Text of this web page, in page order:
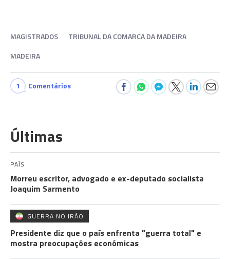
MAGISTRADOS
TRIBUNAL DA COMARCA DA MADEIRA
MADEIRA
1 Comentários
Últimas
PAÍS
Morreu escritor, advogado e ex-deputado socialista
Joaquim Sarmento
GUERRA NO IRÃO
Presidente diz que o país enfrenta "guerra total" e
mostra preocupações económicas